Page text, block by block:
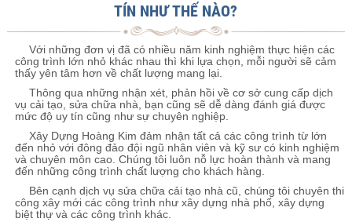
TÍN NHƯ THẾ NÀO?
Với những đơn vị đã có nhiều năm kinh nghiệm thực hiện các
công trình lớn nhỏ khác nhau thì khi lựa chọn, mỗi người sẽ cảm
thấy yên tâm hơn về chất lượng mang lại.
Thông qua những nhận xét, phản hồi về cơ sở cung cấp dịch
vụ cải tạo, sửa chữa nhà, bạn cũng sẽ dễ dàng đánh giá được
mức độ uy tín cũng như sự chuyên nghiệp.
Xây Dựng Hoàng Kim đảm nhận tất cả các công trình từ lớn
đến nhỏ với đông đảo đội ngũ nhân viên và kỹ sư có kinh nghiệm
và chuyên môn cao. Chúng tôi luôn nỗ lực hoàn thành và mang
đến những công trình chất lượng cho khách hàng.
Bên cạnh dịch vụ sửa chữa cải tạo nhà cũ, chúng tôi chuyên thi
công xây mới các công trình như xây dựng nhà phố, xây dựng
biệt thự và các công trình khác.